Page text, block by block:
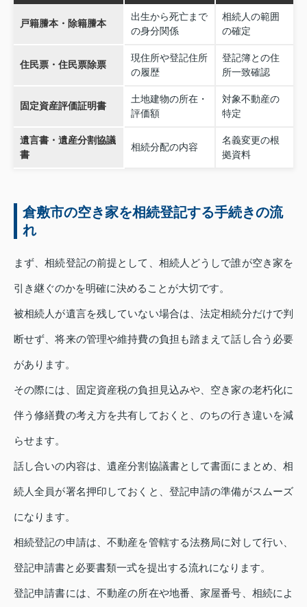
戸籍謄本・除籍謄本
出生から死亡まで
の身分関係
相続人の範囲
の確定
住民票・住民票除票
現住所や登記住所
の履歴
登記簿との住
所一致確認
固定資産評価証明書
土地建物の所在・
評価額
対象不動産の
特定
遺言書・遺産分割協議
書
相続分配の内容
名義変更の根
拠資料
倉敷市の空き家を相続登記する手続きの流
れ
まず、相続登記の前提として、相続人どうしで誰が空き家を
引き継ぐのかを明確に決めることが大切です。
被相続人が遺言を残していない場合は、法定相続分だけで判
断せず、将来の管理や維持費の負担も踏まえて話し合う必要
があります。
その際には、固定資産税の負担見込みや、空き家の老朽化に
伴う修繕費の考え方を共有しておくと、のちの行き違いを減
らせます。
話し合いの内容は、遺産分割協議書として書面にまとめ、相
続人全員が署名押印しておくと、登記申請の準備がスムーズ
になります。
相続登記の申請は、不動産を管轄する法務局に対して行い、
登記申請書と必要書類一式を提出する流れになります。
登記申請書には、不動産の所在や地番、家屋番号、相続によ